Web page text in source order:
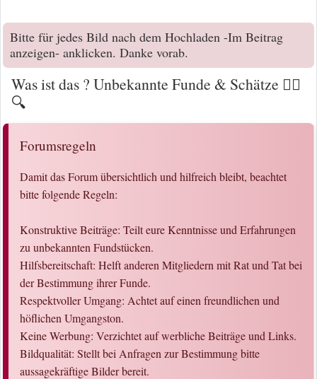
Bitte für jedes Bild nach dem Hochladen -Im Beitrag
anzeigen- anklicken. Danke vorab.
Was ist das ? Unbekannte Funde & Schätze 🕵️‍♀️
🔍
Forumsregeln
Damit das Forum übersichtlich und hilfreich bleibt, beachtet
bitte folgende Regeln:
Konstruktive Beiträge: Teilt eure Kenntnisse und Erfahrungen
zu unbekannten Fundstücken.
Hilfsbereitschaft: Helft anderen Mitgliedern mit Rat und Tat bei
der Bestimmung ihrer Funde.
Respektvoller Umgang: Achtet auf einen freundlichen und
höflichen Umgangston.
Keine Werbung: Verzichtet auf werbliche Beiträge und Links.
Bildqualität: Stellt bei Anfragen zur Bestimmung bitte
aussagekräftige Bilder bereit.